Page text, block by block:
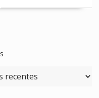
Ordenado
mais